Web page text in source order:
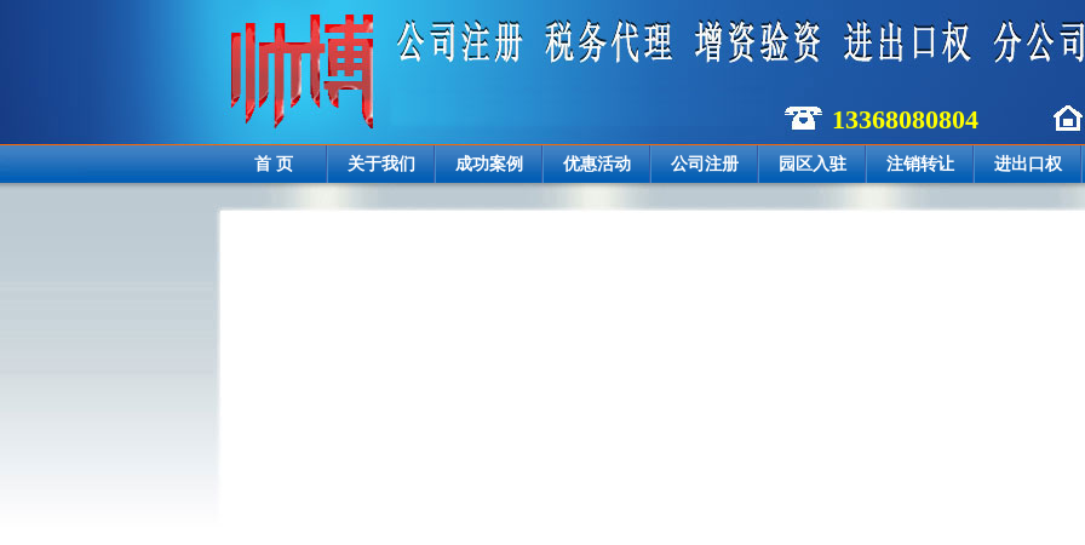
13368080804
首 页 关于我们 成功案例 优惠活动 公司注册 园区入驻 注销转让 进出口权